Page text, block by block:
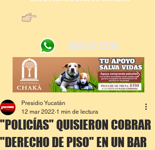
9992 14 24 24
"POLICÍAS" QUISIERON COBRAR
"DERECHO DE PISO" EN UN BAR
Presidio Yucatán
12 mar 2022 1 min de lectura